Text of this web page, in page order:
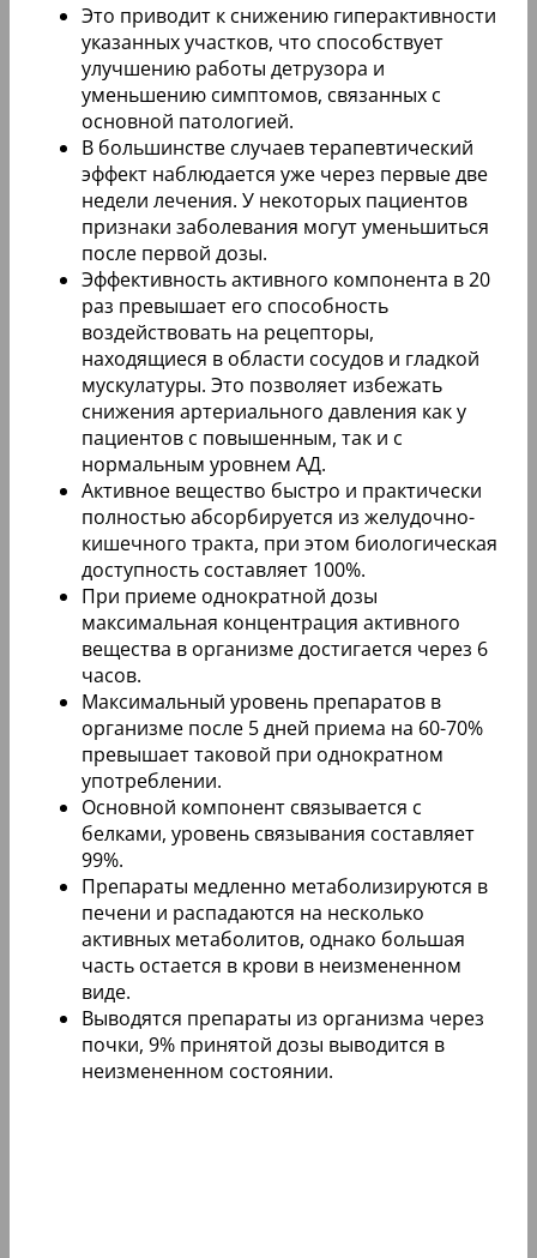
Это приводит к снижению гиперактивности
указанных участков, что способствует
улучшению работы детрузора и
уменьшению симптомов, связанных с
основной патологией.
В большинстве случаев терапевтический
эффект наблюдается уже через первые две
недели лечения. У некоторых пациентов
признаки заболевания могут уменьшиться
после первой дозы.
Эффективность активного компонента в 20
раз превышает его способность
воздействовать на рецепторы,
находящиеся в области сосудов и гладкой
мускулатуры. Это позволяет избежать
снижения артериального давления как у
пациентов с повышенным, так и с
нормальным уровнем АД.
Активное вещество быстро и практически
полностью абсорбируется из желудочно-
кишечного тракта, при этом биологическая
доступность составляет 100%.
При приеме однократной дозы
максимальная концентрация активного
вещества в организме достигается через 6
часов.
Максимальный уровень препаратов в
организме после 5 дней приема на 60-70%
превышает таковой при однократном
употреблении.
Основной компонент связывается с
белками, уровень связывания составляет
99%.
Препараты медленно метаболизируются в
печени и распадаются на несколько
активных метаболитов, однако большая
часть остается в крови в неизмененном
виде.
Выводятся препараты из организма через
почки, 9% принятой дозы выводится в
неизмененном состоянии.